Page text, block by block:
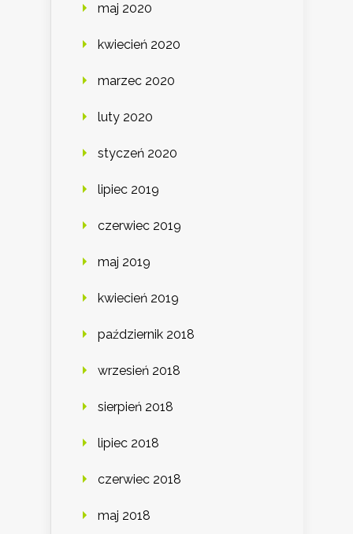
maj 2020
kwiecień 2020
marzec 2020
luty 2020
styczeń 2020
lipiec 2019
czerwiec 2019
maj 2019
kwiecień 2019
październik 2018
wrzesień 2018
sierpień 2018
lipiec 2018
czerwiec 2018
maj 2018